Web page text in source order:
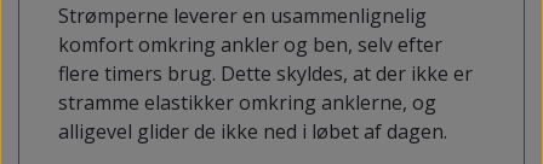
Strømperne leverer en usammenlignelig
komfort omkring ankler og ben, selv efter
flere timers brug. Dette skyldes, at der ikke er
stramme elastikker omkring anklerne, og
alligevel glider de ikke ned i løbet af dagen.